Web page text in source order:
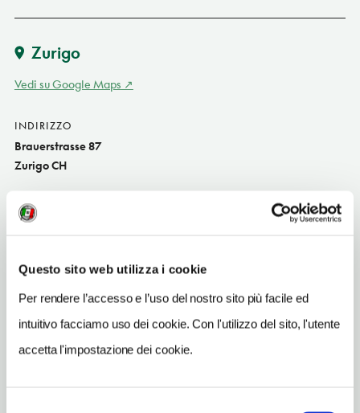
Questo sito web utilizza i cookie
Per rendere l’accesso e l’uso del nostro sito più facile ed
intuitivo facciamo uso dei cookie. Con l'utilizzo del sito, l'utente
accetta l'impostazione dei cookie.
Zurigo
Vedi su Google Maps
INDIRIZZO
Brauerstrasse 87
Zurigo CH
www.dakini.ch
sleep@dakini.ch
TELEFONO
442914220-786618374
NUMERO CAMERE